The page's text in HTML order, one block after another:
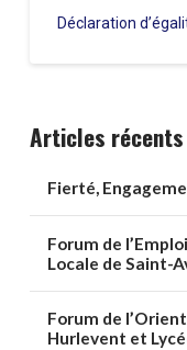
Déclaration
Articles récents
Fierté,
Forum de
Locale de Saint-
Forum de
Hurlevent et